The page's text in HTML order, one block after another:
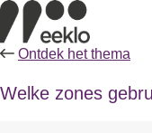
Ontdek het thema
Welke zones